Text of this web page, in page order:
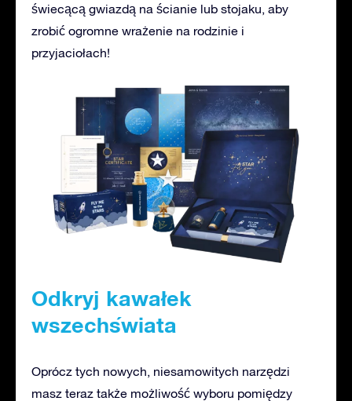
świecącą gwiazdą na ścianie lub stojaku, aby
zrobić ogromne wrażenie na rodzinie i
przyjaciołach!
Odkryj kawałek
wszechświata
Oprócz tych nowych, niesamowitych narzędzi
masz teraz także możliwość wyboru pomiędzy